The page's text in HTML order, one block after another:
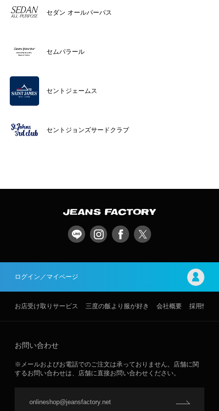
セダン オールパーパス
セムパラール
セントジェームス
セントジョンズサードクラブ
ログイン／マイページ
お店受け取りサービス 三度の飯より服が好き 会社概要 採用情報
お問い合わせ
※メールおよびお電話でのご注文は承っておりません。店舗に関
するお問い合わせは、店舗に直接お問い合わせください。
onlineshop@jeansfactory.net